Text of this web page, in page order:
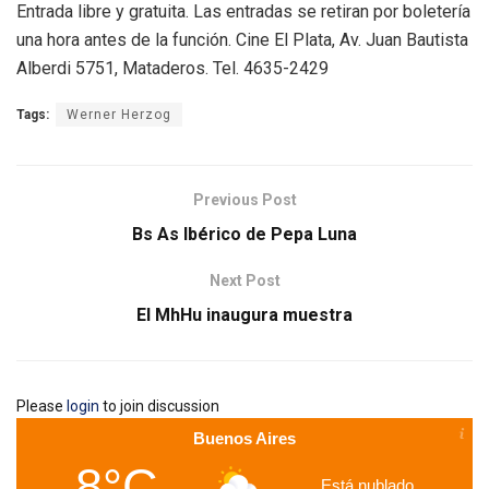
Entrada libre y gratuita. Las entradas se retiran por boletería
una hora antes de la función. Cine El Plata, Av. Juan Bautista
Alberdi 5751, Mataderos. Tel. 4635-2429
Tags: Werner Herzog
Previous Post
Bs As Ibérico de Pepa Luna
Next Post
El MhHu inaugura muestra
Please login to join discussion
Buenos Aires
Está nublado